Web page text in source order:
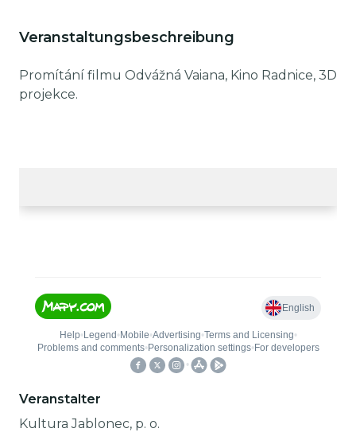
Veranstaltungsbeschreibung
Promítání filmu Odvážná Vaiana, Kino Radnice, 3D
projekce.
Veranstalter
Kultura Jablonec, p. o.